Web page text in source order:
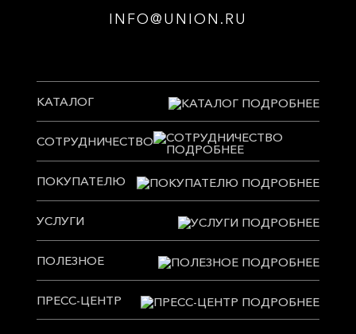
INFO@UNION.RU
КАТАЛОГ
СОТРУДНИЧЕСТВО
ПОКУПАТЕЛЮ
УСЛУГИ
ПОЛЕЗНОЕ
ПРЕСС-ЦЕНТР